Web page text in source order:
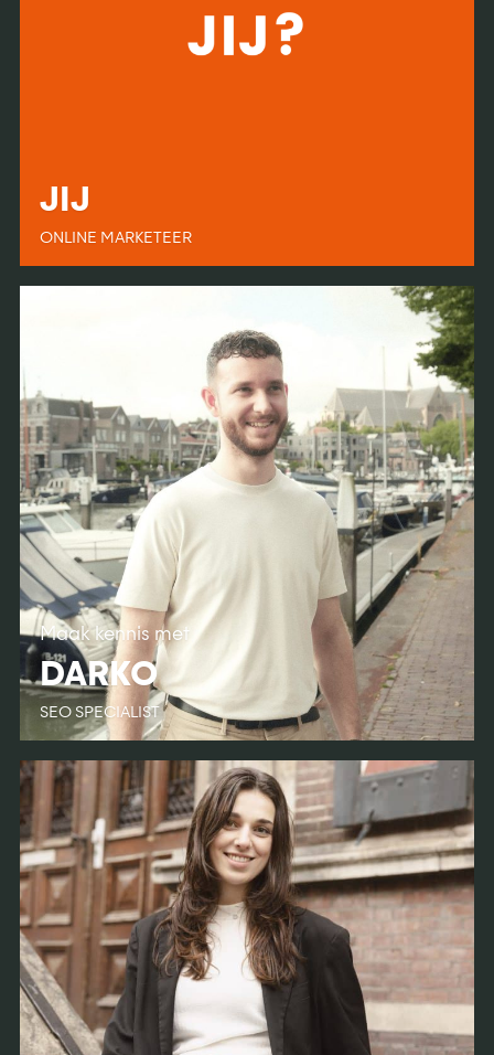
JIJ
ONLINE MARKETEER
Maak kennis met
DARKO
SEO SPECIALIST